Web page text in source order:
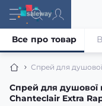
Спрей для
Спрей для душової
Chanteclair Extra
Все про товар